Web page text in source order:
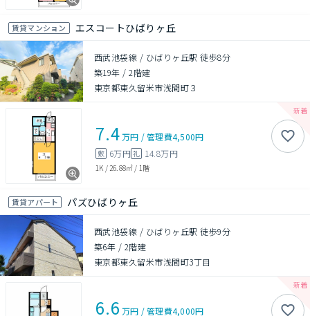
賃貸マンション エスコートひばりヶ丘
西武池袋線 / ひばりヶ丘駅 徒歩8分
築19年 /2階建
東京都東久留米市浅間町３
7.4万円 /管理費4,500円
敷 6万円礼 14.8万円
1K / 26.88㎡ / 1階
賃貸アパート パズひばりヶ丘
西武池袋線 / ひばりヶ丘駅 徒歩9分
築6年 / 2階建
東京都東久留米市浅間町3丁目
6.6 万円 /管理費4,000円